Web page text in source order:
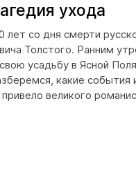
ухода
лет со дня смерти
Толстого. Ранним
усадьбу в Ясной
какие события
великого